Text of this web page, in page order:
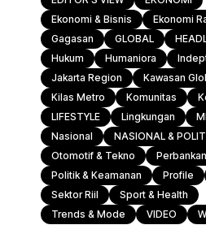
Komunitas
Sport & Health
Otomotif & Tekno
Ekonomi & Bisnis
Ekonomi
Gagasan
GLOBAL
Hukum
Humaniora
Jakarta Region
Kawasan
Kilas Metro
Komunitas
LIFESTYLE
Lingkungan
Nasional
NASIONAL &
Otomotif & Tekno
Politik & Keamanan
Profile
Sektor Riil
Sport & Health
Trends & Mode
VIDEO